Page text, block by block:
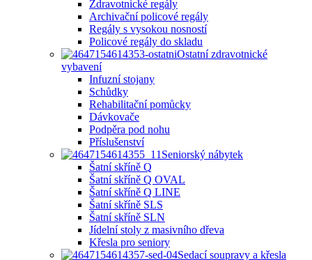
Zdravotnické regály
Archivační policové regály
Regály s vysokou nosností
Policové regály do skladu
Ostatní zdravotnické
vybavení
Infuzní stojany
Schůdky
Rehabilitační pomůcky
Dávkovače
Podpěra pod nohu
Příslušenství
Seniorský nábytek
Šatní skříně Q
Šatní skříně Q OVAL
Šatní skříně Q LINE
Šatní skříně SLS
Šatní skříně SLN
Jídelní stoly z masivního dřeva
Křesla pro seniory
Sedací soupravy a křesla